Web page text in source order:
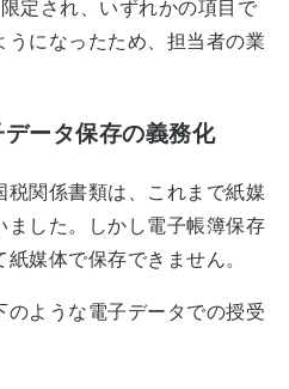
定され、いずれかの項目で
になったため、担当者の業
ータ保存の義務化
税関係書類は、これまで紙媒
ました。しかし電子帳簿保存
媒体で保存できません。
のような電子データでの授受